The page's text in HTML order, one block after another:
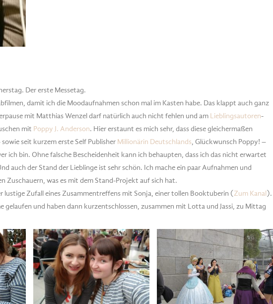
Der erste Messetag.
damit ich die Moodaufnahmen schon mal im Kasten habe. Das klappt auch ganz
mit Matthias Wenzel darf natürlich auch nicht fehlen und am Lieblingsautoren-
mit Poppy J. Anderson. Hier erstaunt es mich sehr, dass diese gleichermaßen
seit kurzem erste Self Publisher Millionärin Deutschlands, Glückwunsch Poppy! –
ich bin. Ohne falsche Bescheidenheit kann ich behaupten, dass ich das nicht erwartet
auch der Stand der Lieblinge ist sehr schön. Ich mache ein paar Aufnahmen und
Zuschauern, was es mit dem Stand-Projekt auf sich hat.
lustige Zufall eines Zusammentreffens mit Sonja, einer tollen Booktuberin (Zum Kanal).
gelaufen und haben dann kurzentschlossen, zusammen mit Lotta und Jassi, zu Mittag